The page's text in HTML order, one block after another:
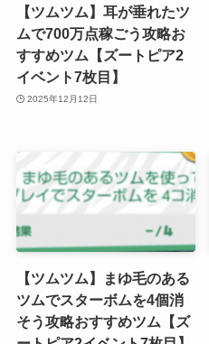
【ツムツム】耳が垂れたツ
ムで700万点稼ごう攻略お
すすめツム【ズートピア2
イベント7枚目】
2025年12月12日
【ツムツム】まゆ毛のある
ツムでスターボムを4個消
そう攻略おすすめツム【ズ